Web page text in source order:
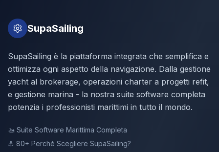
SupaSailing
SupaSailing è la piattaforma integrata che semplifica e
ottimizza ogni aspetto della navigazione. Dalla gestione
yacht al brokerage, operazioni charter a progetti refit,
e gestione marina - la nostra suite software completa
potenzia i professionisti marittimi in tutto il mondo.
🚤 Suite Software Marittima Completa
⚓ 80+ Perché Scegliere SupaSailing?